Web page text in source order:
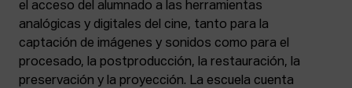
el acceso del alumnado a las herramientas
analógicas y digitales del cine, tanto para la
captación de imágenes y sonidos como para el
procesado, la postproducción, la restauración, la
preservación y la proyección. La escuela cuenta